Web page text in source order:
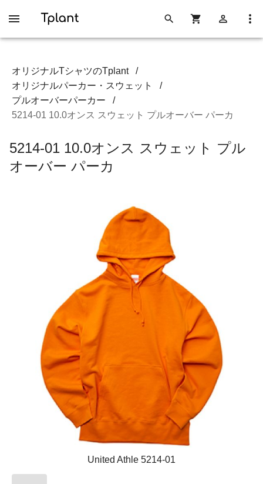
オリジナルTシャツのTplant
/
オリジナルパーカー・スウェット
/
プルオーバーパーカー
/
5214-01 10.0オンス スウェット プルオーバー パーカ
5214-01 10.0オンス スウェット プル
オーバー パーカ
United Athle 5214-01